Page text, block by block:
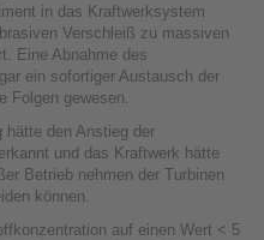
in das Kraftwerksystem
Verschleiß zu massiven
Eine Abnahme des
ein sofortiger Austausch der
Folgen gewesen.
hätte den Anstieg der
und das Kraftwerk hätte
Betrieb nehmen der Turbinen
können.
auf einen Wert < 5